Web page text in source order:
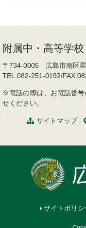
附属中・高等学校
〒734-0005 広島市南区
TEL:082-251-0192/
※電話の際は、お電話番
せください。
サイトマップ
サイトポリシ